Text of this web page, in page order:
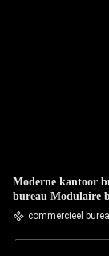
Moderne kantoor
bureau Modulaire
commercieel